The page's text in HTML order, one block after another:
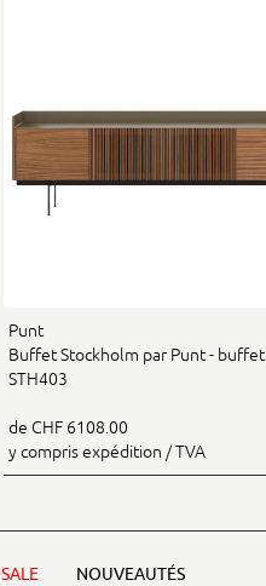
Punt
Buffet Stockholm par Punt - buffet
STH403
de CHF 6108.00
y compris expédition / TVA
SALE NOUVEAUTÉS